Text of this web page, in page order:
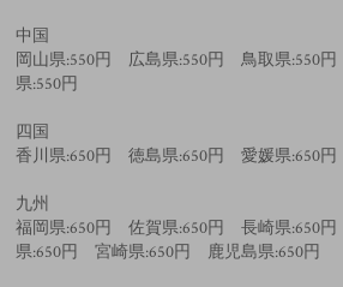
中国
岡山県:550円 広島県:550円 鳥取県:550
県:550円
四国
香川県:650円 徳島県:650円 愛媛県:650
九州
福岡県:650円 佐賀県:650円 長崎県:650
県:650円 宮崎県:650円 鹿児島県:650円